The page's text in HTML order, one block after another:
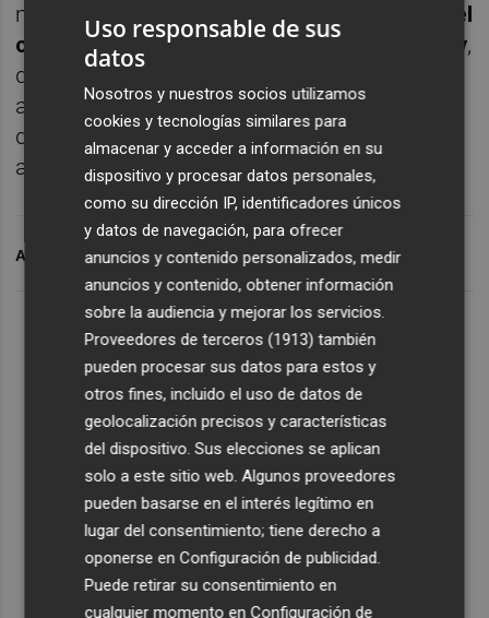
manos y creadas en Murcia", ha asegurado
el
concejal de Cultura, Antonio López Campoy,
quien ha animado a asistir al festival para
apoyar al comercio y al arte local "y pasar un
día rodeados de arte, cultura, música, y un
ambiente inmejorable".
ARCHIVADO EN PALMERA FEST
Uso responsable de sus
datos
Nosotros y nuestros socios utilizamos
cookies y tecnologías similares para
almacenar y acceder a información en su
dispositivo y procesar datos personales,
como su dirección IP, identificadores únicos
y datos de navegación, para ofrecer
anuncios y contenido personalizados, medir
anuncios y contenido, obtener información
sobre la audiencia y mejorar los servicios.
Proveedores de terceros (1913) también
pueden procesar sus datos para estos y
otros fines, incluido el uso de datos de
geolocalización precisos y características
del dispositivo. Sus elecciones se aplican
solo a este sitio web. Algunos proveedores
pueden basarse en el interés legítimo en
lugar del consentimiento; tiene derecho a
oponerse enConfiguración de publicidad
Puede retirar su consentimiento en
cualquier momento enConfiguración de